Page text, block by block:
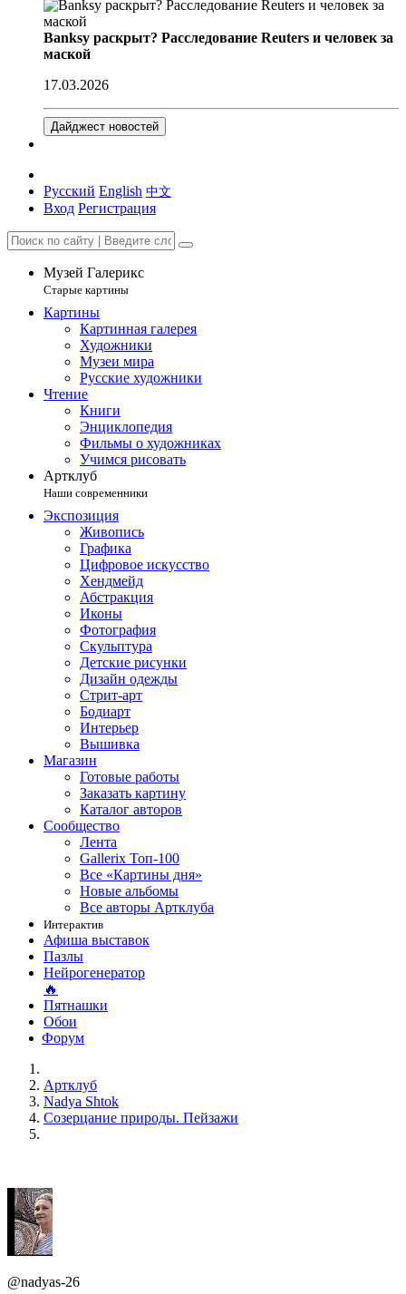
Banksy раскрыт? Расследование Reuters и человек за
маской
17.03.2026
Дайджест новостей
Русский English 中文
Вход Регистрация
Музей Галерикс
Старые картины
Картины
Картинная галерея
Художники
Музеи мира
Русские художники
Чтение
Книги
Энциклопедия
Фильмы о художниках
Учимся рисовать
Артклуб
Наши современники
Экспозиция
Живопись
Графика
Цифровое искусство
Хендмейд
Абстракция
Иконы
Фотография
Скульптура
Детские рисунки
Дизайн одежды
Стрит-арт
Бодиарт
Интерьер
Вышивка
Магазин
Готовые работы
Заказать картину
Каталог авторов
Сообщество
Лента
Gallerix Топ-100
Все «Картины дня»
Новые альбомы
Все авторы Артклуба
Интерактив
Афиша выставок
Пазлы
Нейрогенератор
🔥
Пятнашки
Обои
Форум
Артклуб
Nadya Shtok
Созерцание природы. Пейзажи
@nadyas-26